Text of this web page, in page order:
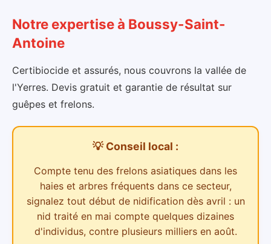
Notre expertiseà Boussy-Saint-
Antoine
Certibiocide et assurés, nous couvrons la vallée de
l'Yerres. Devis gratuit et garantie de résultat sur
guêpes et frelons.
💡 Conseil local :
Compte tenu des frelons asiatiques dans les
haies et arbres fréquents dans ce secteur,
signalez tout début de nidification dès avril : un
nid traité en mai compte quelques dizaines
d'individus, contre plusieurs milliers en août.